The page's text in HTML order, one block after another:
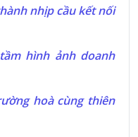
nhịp cầu kết nối
hình ảnh doanh
hoà cùng thiên